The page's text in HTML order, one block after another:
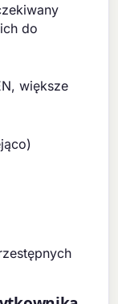
do
większe